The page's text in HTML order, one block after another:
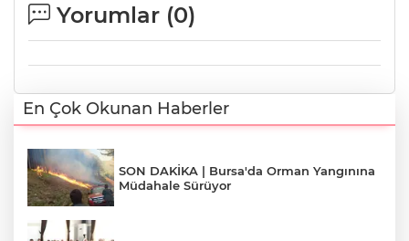
Yorumlar (0)
En Çok Okunan Haberler
SON DAKİKA | Bursa'da Orman Yangınına
Müdahale Sürüyor